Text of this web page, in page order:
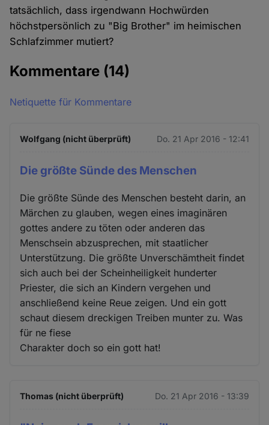
tatsächlich, dass irgendwann Hochwürden
höchstpersönlich zu "Big Brother" im heimischen
Schlafzimmer mutiert?
Kommentare (14)
Netiquette für Kommentare
Wolfgang (nicht überprüft) Do. 21 Apr 2016 - 12:41
Die größte Sünde des Menschen
Die größte Sünde des Menschen besteht darin, an
Märchen zu glauben, wegen eines imaginären
gottes andere zu töten oder anderen das
Menschsein abzusprechen, mit staatlicher
Unterstützung. Die größte Unverschämtheit findet
sich auch bei der Scheinheiligkeit hunderter
Priester, die sich an Kindern vergehen und
anschließend keine Reue zeigen. Und ein gott
schaut diesem dreckigen Treiben munter zu. Was
für ne fiese
Charakter doch so ein gott hat!
Thomas (nicht überprüft) Do. 21 Apr 2016 - 13:39